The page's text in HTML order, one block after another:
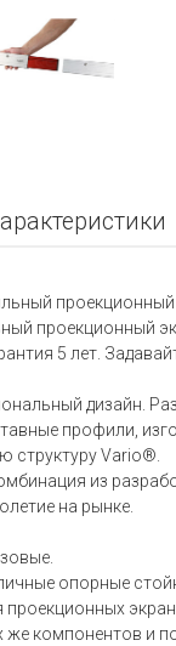
проекционный
проекционный
5 лет.
дизайн.
профили,
структуру Vario®.
из
на рынке.
опорные
проекционных
же компонентов и